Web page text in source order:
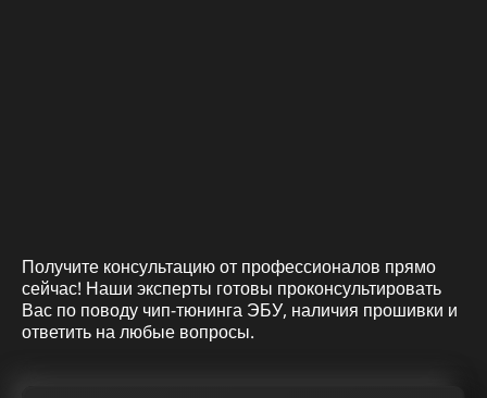
Получите консультацию от профессионалов прямо
сейчас! Наши эксперты готовы проконсультировать
Вас по поводу чип-тюнинга ЭБУ, наличия прошивки и
ответить на любые вопросы.